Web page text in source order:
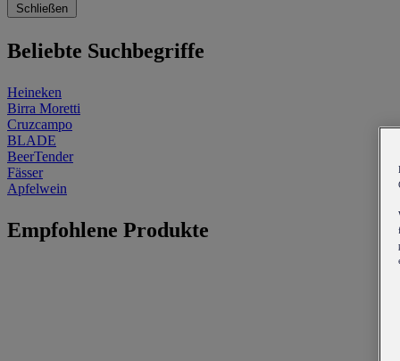
Schließen
Beliebte Suchbegriffe
Heineken
Birra Moretti
Cruzcampo
BLADE
BeerTender
Fässer
Apfelwein
Empfohlene Produkte